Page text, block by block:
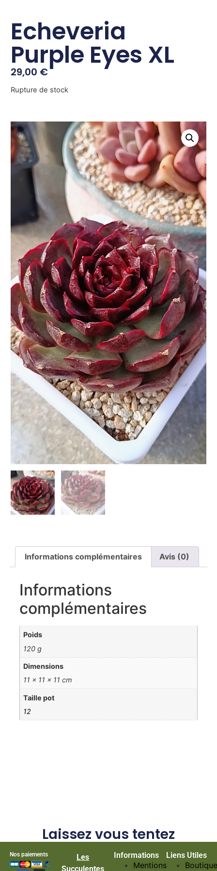
Echeveria
Purple Eyes XL
29,00 €
Rupture de stock
Informations complémentaires Avis (0)
Informations
complémentaires
Poids
120 g
Dimensions
11 × 11 × 11 cm
Taille pot
12
Laissez vous tentez
Nos paiements
Les
Succulentes
Informations
Mentions
Liens Utiles